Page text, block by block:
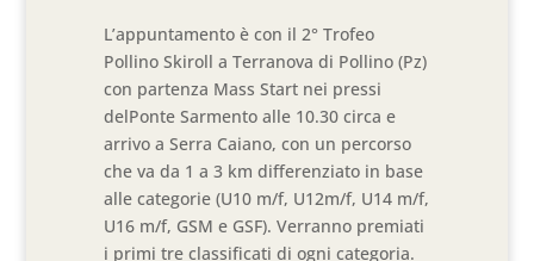
L’appuntamento ècon il2° Trofeo
Pollino Skiroll a Terranova di Pollino (Pz)
con partenza Mass Start nei pressi
delPonte Sarmento alle 10.30 circa e
arrivo a Serra Caiano, con un percorso
che va da 1 a 3 km differenziato in base
alle categorie (U10 m/f, U12m/f, U14 m/f,
U16 m/f, GSM e GSF). Verranno premiati
i primi tre classificati di ogni categoria.